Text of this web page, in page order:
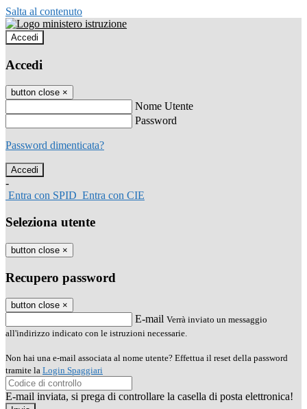
Salta al contenuto
Accedi
Accedi
button close ×
Nome Utente
Password
Password dimenticata?
-
Entra con SPID Entra con CIE
Seleziona utente
button close ×
Recupero password
button close ×
E-mail Verrà inviato un messaggio
all'indirizzo indicato con le istruzioni necessarie.
Non hai una e-mail associata al nome utente? Effettua il reset della password
tramite la Login Spaggiari
E-mail inviata, si prega di controllare la casella di posta elettronica!